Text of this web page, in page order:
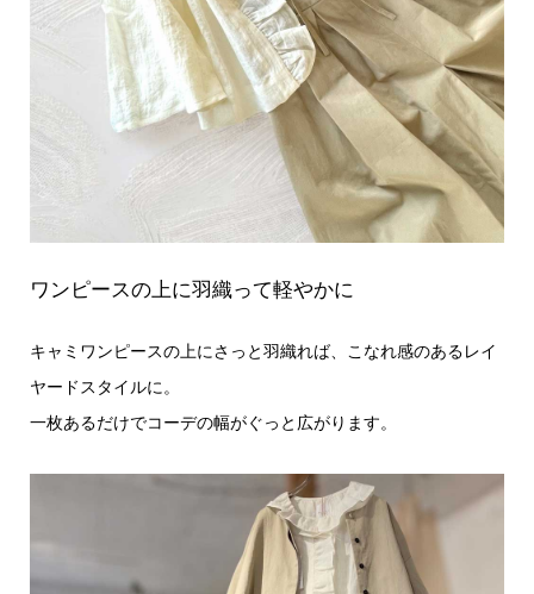
ワンピースの上に羽織って軽やかに
キャミワンピースの上にさっと羽織れば、こなれ感のあるレイ
ヤードスタイルに。
一枚あるだけでコーデの幅がぐっと広がります。